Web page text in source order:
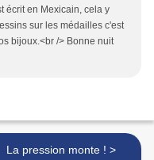
écrit en Mexicain, cela y
sur les médailles c'est
bijoux.<br /> Bonne nuit
La pression monte ! >